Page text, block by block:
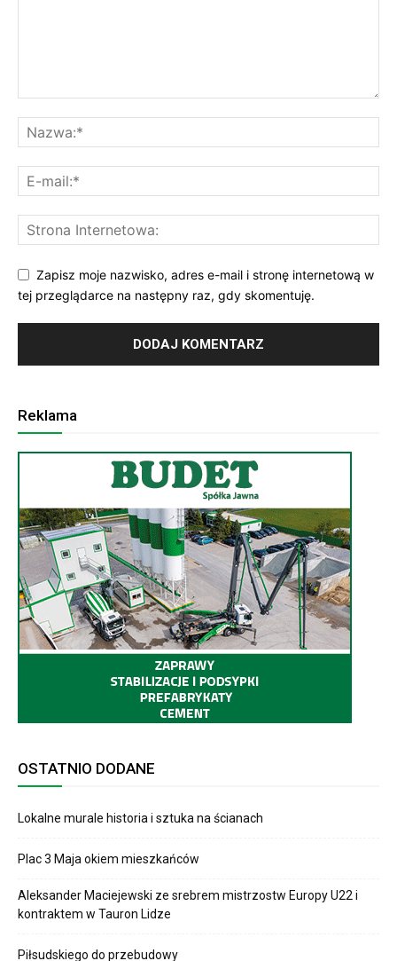
Zapisz moje nazwisko, adres e-mail i stronę internetową w
tej przeglądarce na następny raz, gdy skomentuję.
Reklama
OSTATNIO DODANE
Lokalne murale historia i sztuka na ścianach
Plac 3 Maja okiem mieszkańców
Aleksander Maciejewski ze srebrem mistrzostw Europy U22 i
kontraktem w Tauron Lidze
Piłsudskiego do przebudowy